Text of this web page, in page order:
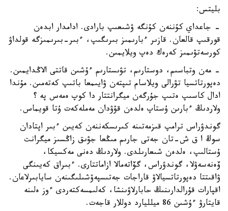
بليتس:
- جاعداي كۇننەن كۇنگە ۋشىعىپ بارادى. ادامدار ابدەن
قورقىپ قالعان. قازىر ءبارىمىز بىرىگىپ، ءبىر-بىرىمىزگە قولداۋ
كورسەتۋىمىز كەرەك دەپ ويلايمىن.
- مەن وتباسىم، دوستارىم، تۋىستارىم ءۇشىن قاتتى الاڭدايمىن.
دەپورتاتسيا تۋرالى ويلاسام تىپتەن ۋايىمعا باتىپ كەتەمىن. مۇندا
ادال كاسىپ ەتىپ جۇرگەن ميگرانتتار دا كوپ ەمەس پە ؟
ولاردىڭ ءبارىن ۇستاپ ەلدەن قۋۋدان مەملەكەت ۇتا قويماس.
گوندۋراس ترامپ قىزمەتىنە كىرىسكەننەن كەيىن ءبىر اپتادان
سوڭ ا ق ش-تان جەتى جارىم مىڭعا جۋىق زاڭسىز ميگرانت
ۇستالىپ، ەلدەن شىعارىلدى. ولاردىڭ دەنى مەكسيكا،
ۆەنەسەۋلا، گوندۋراس، گۆاتەمالا ازاماتتارى. ءبىراق كەيىنگى
ۋاقىتتا دەپورتاتسيالاۋ قاراجات جەتىسپەۋشىلىگىنەن سايابىرلاعان.
اقپارات قۇرالدارىنىڭ حابارلاۋىنشا، كەلىمسەكتەردى ءوز ەلىنە
قايتارۋ ءۇشىن 86 ميلليارد دوللار قاجەت.